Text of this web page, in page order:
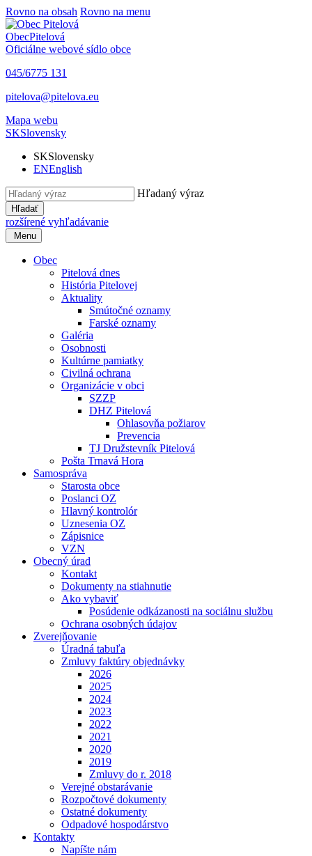
Rovno na obsah Rovno na menu
ObecPitelová
Oficiálne webové sídlo obce
045/6775 131
pitelova@pitelova.eu
Mapa webu
SKSlovensky
SKSlovensky
ENEnglish
Hľadaný výraz
Hľadať
rozšírené vyhľadávanie
Menu
Obec
Pitelová dnes
História Pitelovej
Aktuality
Smútočné oznamy
Farské oznamy
Galéria
Osobnosti
Kultúrne pamiatky
Civilná ochrana
Organizácie v obci
SZZP
DHZ Pitelová
Ohlasovňa požiarov
Prevencia
TJ Družstevník Pitelová
Pošta Trnavá Hora
Samospráva
Starosta obce
Poslanci OZ
Hlavný kontrolór
Uznesenia OZ
Zápisnice
VZN
Obecný úrad
Kontakt
Dokumenty na stiahnutie
Ako vybaviť
Posúdenie odkázanosti na sociálnu službu
Ochrana osobných údajov
Zverejňovanie
Úradná tabuľa
Zmluvy faktúry objednávky
2026
2025
2024
2023
2022
2021
2020
2019
Zmluvy do r. 2018
Verejné obstarávanie
Rozpočtové dokumenty
Ostatné dokumenty
Odpadové hospodárstvo
Kontakty
Napíšte nám